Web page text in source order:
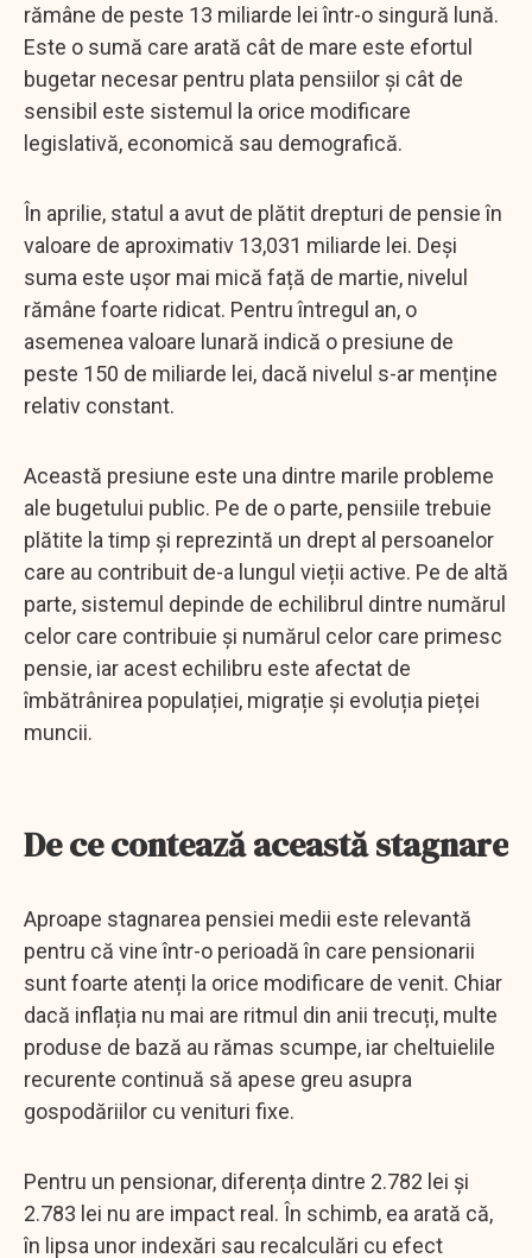
rămâne de peste 13 miliarde lei într-o singură lună.
Este o sumă care arată cât de mare este efortul
bugetar necesar pentru plata pensiilor și cât de
sensibil este sistemul la orice modificare
legislativă, economică sau demografică.
În aprilie, statul a avut de plătit drepturi de pensie în
valoare de aproximativ 13,031 miliarde lei. Deși
suma este ușor mai mică față de martie, nivelul
rămâne foarte ridicat. Pentru întregul an, o
asemenea valoare lunară indică o presiune de
peste 150 de miliarde lei, dacă nivelul s-ar menține
relativ constant.
Această presiune este una dintre marile probleme
ale bugetului public. Pe de o parte, pensiile trebuie
plătite la timp și reprezintă un drept al persoanelor
care au contribuit de-a lungul vieții active. Pe de altă
parte, sistemul depinde de echilibrul dintre numărul
celor care contribuie și numărul celor care primesc
pensie, iar acest echilibru este afectat de
îmbătrânirea populației, migrație și evoluția pieței
muncii.
De ce contează această stagnare
Aproape stagnarea pensiei medii este relevantă
pentru că vine într-o perioadă în care pensionarii
sunt foarte atenți la orice modificare de venit. Chiar
dacă inflația nu mai are ritmul din anii trecuți, multe
produse de bază au rămas scumpe, iar cheltuielile
recurente continuă să apese greu asupra
gospodăriilor cu venituri fixe.
Pentru un pensionar, diferența dintre 2.782 lei și
2.783 lei nu are impact real. În schimb, ea arată că,
în lipsa unor indexări sau recalculări cu efect